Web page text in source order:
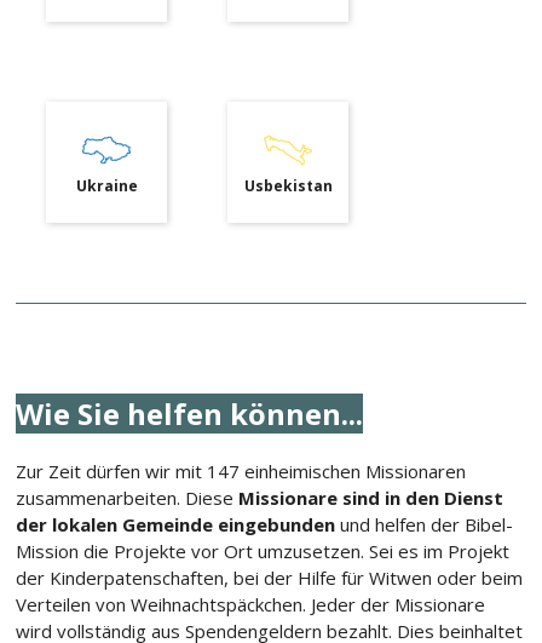
Ukraine Usbekistan
Wie Sie helfen können...
Zur Zeit dürfen wir mit 147 einheimischen Missionaren
zusammenarbeiten. Diese Missionare sind in den Dienst
der lokalen Gemeinde eingebunden und helfen der Bibel-
Mission die Projekte vor Ort umzusetzen. Sei es im Projekt
der Kinderpatenschaften, bei der Hilfe für Witwen oder beim
Verteilen von Weihnachtspäckchen. Jeder der Missionare
wird vollständig aus Spendengeldern bezahlt. Dies beinhaltet